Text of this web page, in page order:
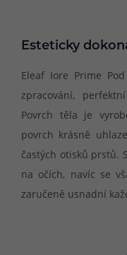
Esteticky
Eleaf Iore Prime
zpracování,
Povrch těla je
povrch krásně
častých otisků prstů.
na očích, navíc se
zaručeně usnadní